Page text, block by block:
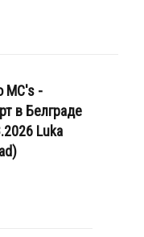
XII AMPHI FESTIVAL
MC's -
в Белграде
Luka